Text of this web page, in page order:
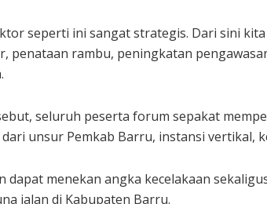
seperti ini sangat strategis. Dari sini
penataan rambu, peningkatan
seluruh peserta forum sepakat
unsur Pemkab Barru, instansi vertikal,
dapat menekan angka kecelakaan
jalan di Kabupaten Barru.